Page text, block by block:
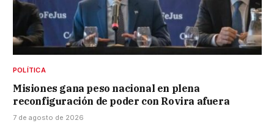
POLÍTICA
Misiones gana peso nacional en plena
reconfiguración de poder con Rovira afuera
7 de agosto de 2026